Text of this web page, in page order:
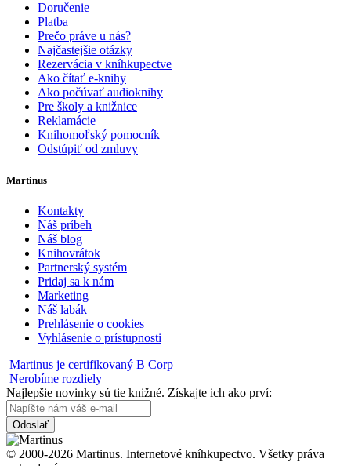
Doručenie
Platba
Prečo práve u nás?
Najčastejšie otázky
Rezervácia v kníhkupectve
Ako čítať e-knihy
Ako počúvať audioknihy
Pre školy a knižnice
Reklamácie
Knihomoľský pomocník
Odstúpiť od zmluvy
Martinus
Kontakty
Náš príbeh
Náš blog
Knihovrátok
Partnerský systém
Pridaj sa k nám
Marketing
Náš labák
Prehlásenie o cookies
Vyhlásenie o prístupnosti
Martinus je certifikovaný B Corp
Nerobíme rozdiely
Najlepšie novinky sú tie knižné. Získajte ich ako prví:
Odoslať
© 2000-2026 Martinus. Internetové kníhkupectvo. Všetky práva